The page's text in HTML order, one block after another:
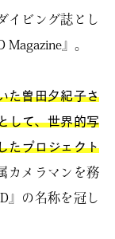
イビング誌とし
Magazine』。
た曽田夕紀子さ
して、世界的写
たプロジェクト
カメラマンを務
』の名称を冠し